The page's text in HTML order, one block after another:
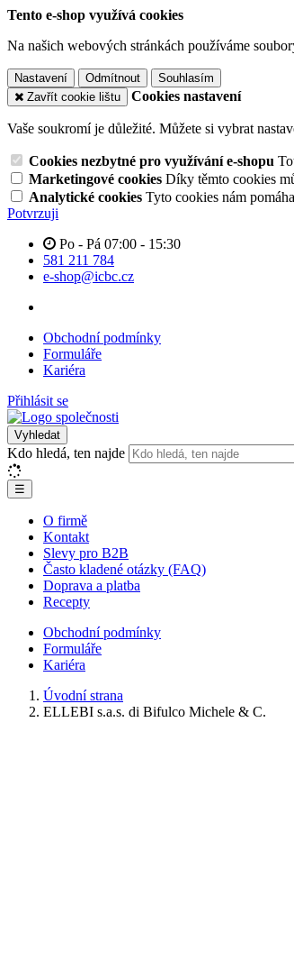
Tento e-shop využívá cookies
Na našich webových stránkách používáme
Nastavení Odmítnout
Souhlasím
Zavřít cookie lištu
Cookies nastavení
Vaše soukromí je důležité. Můžete si vybrat
Cookies nezbytné pro využívání e-shopu
Marketingové cookies Díky těmto cookies
Analytické cookies Tyto cookies nám
Potvrzuji
Po - Pá 07:00 - 15:30
581 211 784
e-shop@icbc.cz
Obchodní podmínky
Formuláře
Kariéra
Přihlásit se
Vyhledat
Kdo hledá, ten najde
☰
O firmě
Kontakt
Slevy pro B2B
Často kladené otázky (FAQ)
Doprava a platba
Recepty
Obchodní podmínky
Formuláře
Kariéra
Úvodní strana
ELLEBI s.a.s. di Bifulco Michele & C.